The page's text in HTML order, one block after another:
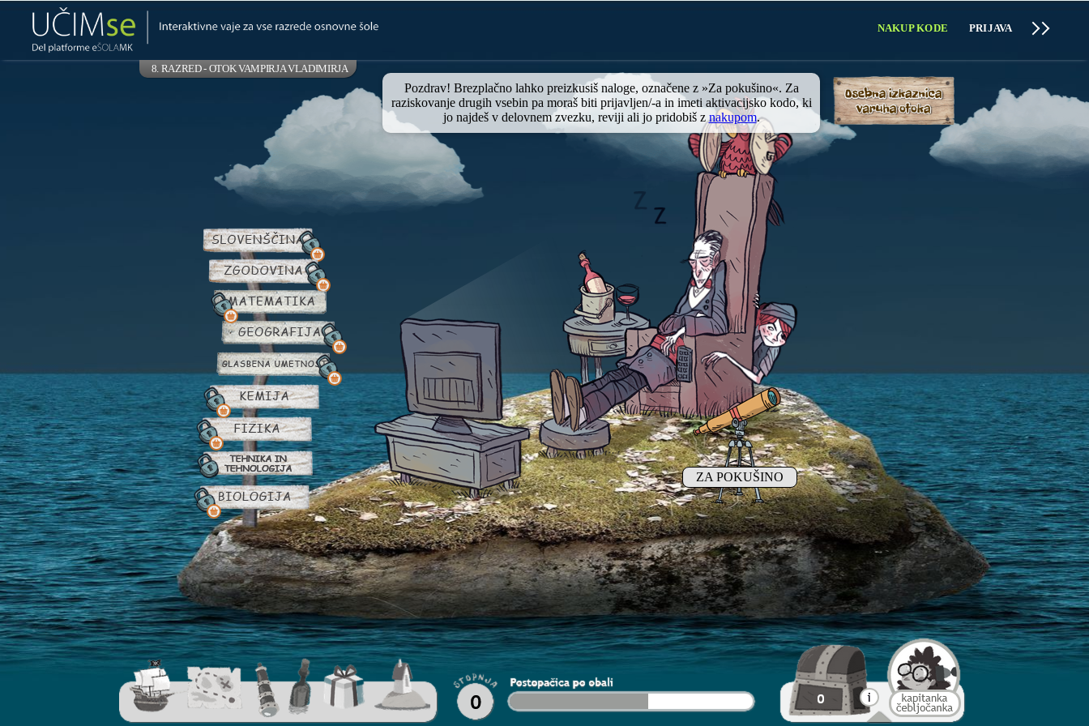
NAKUP KODE PRIJAVA
Pozdrav! Brezplačno lahko preizkusiš naloge, označene z »Za pokušino«. Za
raziskovanje drugih vsebin pa moraš biti prijavljen/-a in imeti aktivacijsko kodo, ki
jo najdeš v delovnem zvezku, reviji ali jo pridobiš z nakupom.
8. RAZRED - OTOK VAMPIRJA VLADIMIRJA